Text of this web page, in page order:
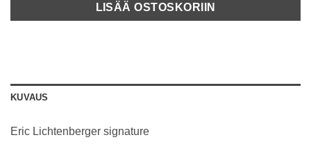
LISÄÄ OSTOSKORIIN
KUVAUS
Eric Lichtenberger signature